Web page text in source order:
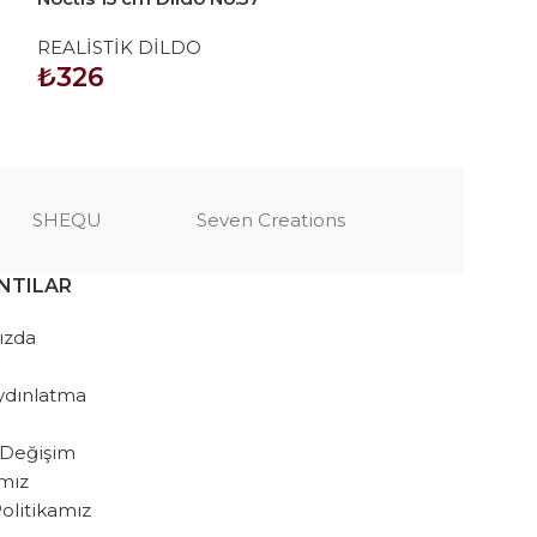
REALİSTİK DİLDO
₺326
SHEQU Seven Creations